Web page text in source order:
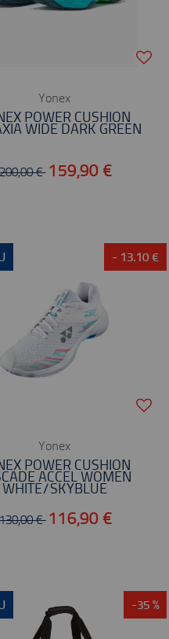
Yonex
POWER CUSHION
WIDE DARK GREEN
€ 159,90 €
- 13.10 €
Yonex
POWER CUSHION
ACCEL WOMEN
WHITE/SKYBLUE
€ 116,90 €
-35 %